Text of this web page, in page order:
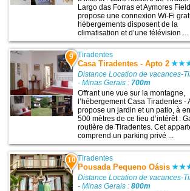
Largo das Forras et Aymores Field.
propose une connexion Wi-Fi
hébergements disposent de la
climatisation et d’une télévision ...
9 Tiradentes
Casa Tiradentes - Apto 2
Distance Location de vacances-
- Minas Gerais : 700m
Offrant une vue sur la montagne,
l’hébergement Casa Tiradentes -
propose un jardin et un patio, à
500 mètres de ce lieu d’intérêt :
routière de Tiradentes. Cet
comprend un parking privé ...
10 Tiradentes
Pousada Pequeno Oásis
Distance Location de vacances-
- Minas Gerais :800m